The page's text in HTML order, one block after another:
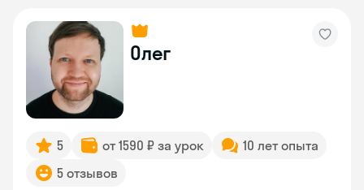
Олег
5 от 1590 ₽ за урок
10 лет опыта
5 отзывов